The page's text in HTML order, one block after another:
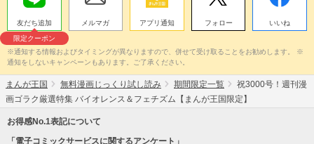
友だち追加
限定クーポン
メルマガ アプリ通知 フォロー いいね
※通知する情報およびタイミングが異なりますので、併せて受け取ることをお勧めします。 ※
通知をしないキャンペーンもあります。ご了承ください。
まんが王国 無料漫画じっくり試し読み 期間限定一覧
祝3000号！週刊漫
画ゴラク厳選特集 バイオレンス＆フェチズム【まんが王国限定】
お得感No.1表記について
「電子コミックサービスに関するアンケート」